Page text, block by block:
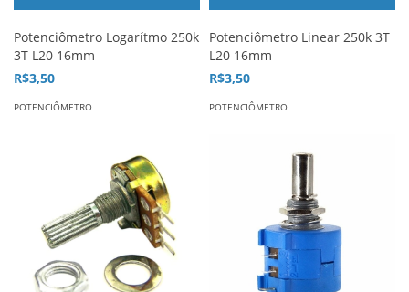
Potenciômetro Logarítmo 250k
3T L20 16mm
R$3,50
POTENCIÔMETRO
Potenciômetro Linear 250k 3T
L20 16mm
R$3,50
POTENCIÔMETRO